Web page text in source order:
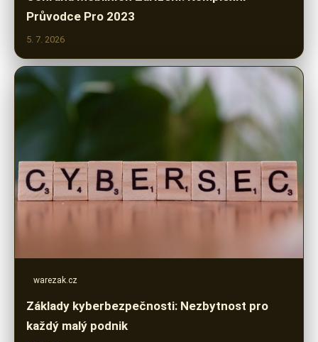
Průvodce Pro 2023
5. 7. 2026
warezak.cz
Základy kyberbezpečnosti: Nezbytnost pro
každý malý podnik